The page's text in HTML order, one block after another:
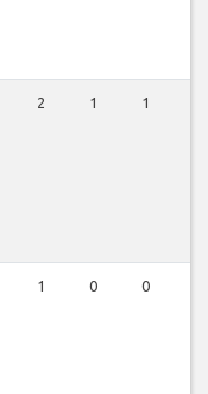
2 1 1
1 0 0